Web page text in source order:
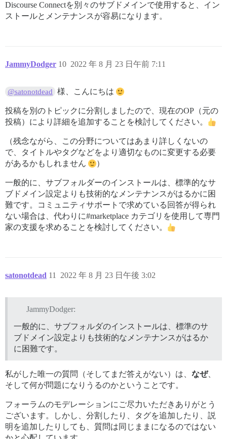
Discourse Connectを別々のサブドメインで使用すると、イン
ストールとメンテナンスが容易になります。
JammyDodger 2022 年 8 月 23 日午前 7:11
10
@satonotdead 様、こんにちは
投稿を別のトピックに分割しましたので、現在のOP（元の
投稿）により詳細を追加することを検討してください。
（残念ながら、この分野についてはあまり詳しくないの
で、タイトルやタグなどをより適切なものに変更する必要
があるかもしれません
）
一般的に、サブフォルダーのインストールは、標準的なサ
ブドメイン設定よりも技術的なメンテナンスがはるかに困
難です。コミュニティサポートで求めている回答が得られ
ない場合は、代わりに#marketplace カテゴリを使用して専門
家の支援を求めることを検討してください。
satonotdead 2022 年 8 月 23 日午後 3:02
11
JammyDodger:
一般的に、サブフォルダのインストールは、標準のサ
ブドメイン設定よりも技術的なメンテナンスがはるか
に困難です。
私がした唯一の質問（そしてまだ答えがない）は、 なぜ、
そして何が問題になりうるのかということです。
フォーラムのモデレーションにご尽力いただきありがとう
ございます。しかし、分割したり、タグを追加したり、説
明を追加したりしても、質問は同じままになるのではない